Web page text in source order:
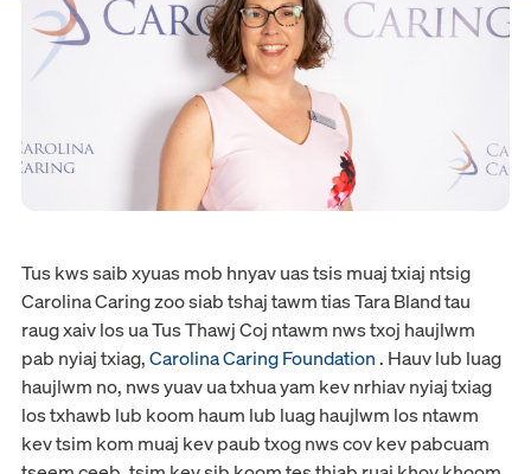
Tus kws saib xyuas mob hnyav uas tsis muaj txiaj ntsig
Carolina Caring zoo siab tshaj tawm tias Tara Bland tau
raug xaiv los ua Tus Thawj Coj ntawm nws txoj haujlwm
pab nyiaj txiag,Carolina Caring Foundation. Hauv lub luag
haujlwm no, nws yuav ua txhua yam kev nrhiav nyiaj txiag
los txhawb lub koom haum lub luag haujlwm los ntawm
kev tsim kom muaj kev paub txog nws cov kev pabcuam